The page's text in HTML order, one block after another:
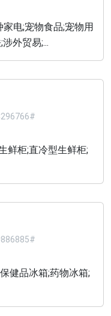
家电;宠物食品;宠物用
外贸易;...
鲜柜;直冷型生鲜柜;
健品冰箱;药物冰箱;